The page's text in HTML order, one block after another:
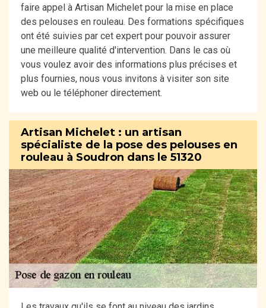
faire appel à Artisan Michelet pour la mise en place
des pelouses en rouleau. Des formations spécifiques
ont été suivies par cet expert pour pouvoir assurer
une meilleure qualité d'intervention. Dans le cas où
vous voulez avoir des informations plus précises et
plus fournies, nous vous invitons à visiter son site
web ou le téléphoner directement.
Artisan Michelet : un artisan
spécialiste de la pose des pelouses en
rouleau à Soudron dans le 51320